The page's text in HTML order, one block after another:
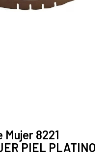
Mujer 8221
PIEL PLATINO